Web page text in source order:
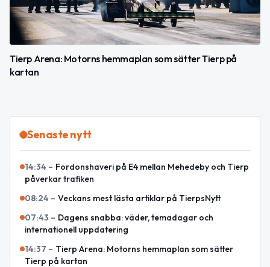
Tierp Arena: Motorns hemmaplan som sätter Tierp på
kartan
Senaste nytt
14:34 – Fordonshaveri på E4 mellan Mehedeby och Tierp
påverkar trafiken
08:24 – Veckans mest lästa artiklar på TierpsNytt
07:43 – Dagens snabba: väder, temadagar och
internationell uppdatering
14:37 – Tierp Arena: Motorns hemmaplan som sätter
Tierp på kartan